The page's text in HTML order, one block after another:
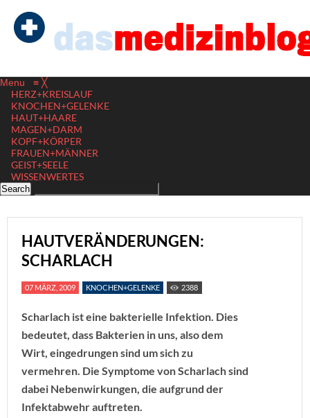
Menu ≡ ╳
HERZ+KREISLAUF
KNOCHEN+GELENKE
HAUT+HAARE
MAGEN+DARM
KOPF+KÖRPER
FRAUEN+MÄNNER
GEIST+SEELE
WISSENWERTES
HAUTVERÄNDERUNGEN:
SCHARLACH
07 MÄRZ, 2009 KNOCHEN+GELENKE 2388
Scharlach ist eine bakterielle Infektion. Dies
bedeutet, dass Bakterien in uns, also dem
Wirt, eingedrungen sind um sich zu
vermehren. Die Symptome von Scharlach sind
dabei Nebenwirkungen, die aufgrund der
Infektabwehr auftreten.